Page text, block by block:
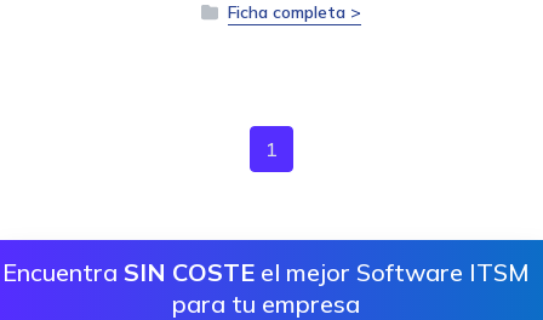
Ficha completa >
1
Encuentra SIN COSTEel mejor Software ITSM
para tu empresa